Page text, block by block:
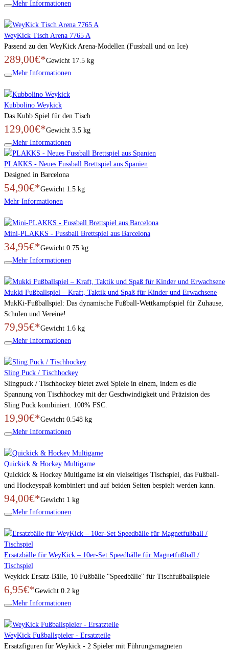
Mehr Informationen
WeyKick Tisch Arena 7765 A
Passend zu den WeyKick Arena-Modellen (Fussball und on Ice)
289,00€*Gewicht 17.5 kg
Mehr Informationen
Kubbolino Weykick
Das Kubb Spiel für den Tisch
129,00€*Gewicht 3.5 kg
Mehr Informationen
PLAKKS - Neues Fussball Brettspiel aus Spanien
Designed in Barcelona
54,90€*Gewicht 1.5 kg
Mehr Informationen
Mini-PLAKKS - Fussball Brettspiel aus Barcelona
34,95€*Gewicht 0.75 kg
Mehr Informationen
Mukki Fußballspiel – Kraft, Taktik und Spaß für Kinder und Erwachsene
MukKi-Fußballspiel: Das dynamische Fußball-Wettkampfspiel für Zuhause,
Schulen und Vereine!
79,95€*Gewicht 1.6 kg
Mehr Informationen
Sling Puck / Tischhockey
Slingpuck / Tischhockey bietet zwei Spiele in einem, indem es die
Spannung von Tischhockey mit der Geschwindigkeit und Präzision des
Sling Puck kombiniert. 100% FSC.
19,90€*Gewicht 0.548 kg
Mehr Informationen
Quickick & Hockey Multigame
Quickick & Hockey Multigame ist ein vielseitiges Tischspiel, das Fußball-
und Hockeyspaß kombiniert und auf beiden Seiten bespielt werden kann.
94,00€*Gewicht 1 kg
Mehr Informationen
Ersatzbälle für WeyKick – 10er-Set Speedbälle für Magnetfußball /
Tischspiel
Weykick Ersatz-Bälle, 10 Fußbälle "Speedbälle" für Tischfußballspiele
6,95€*Gewicht 0.2 kg
Mehr Informationen
WeyKick Fußballspieler - Ersatzteile
Ersatzfiguren für Weykick - 2 Spieler mit Führungsmagneten